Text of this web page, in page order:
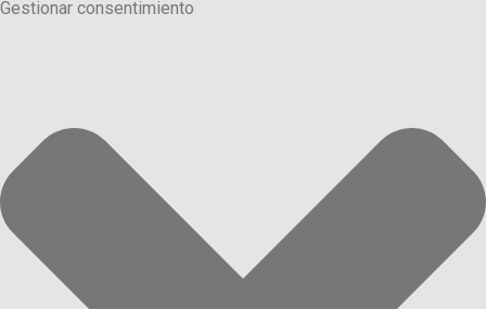
Gestionar consentimiento